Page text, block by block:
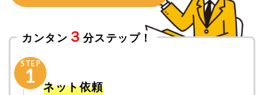
カンタン ３ 分ステップ！
STEP
1
ネット依頼